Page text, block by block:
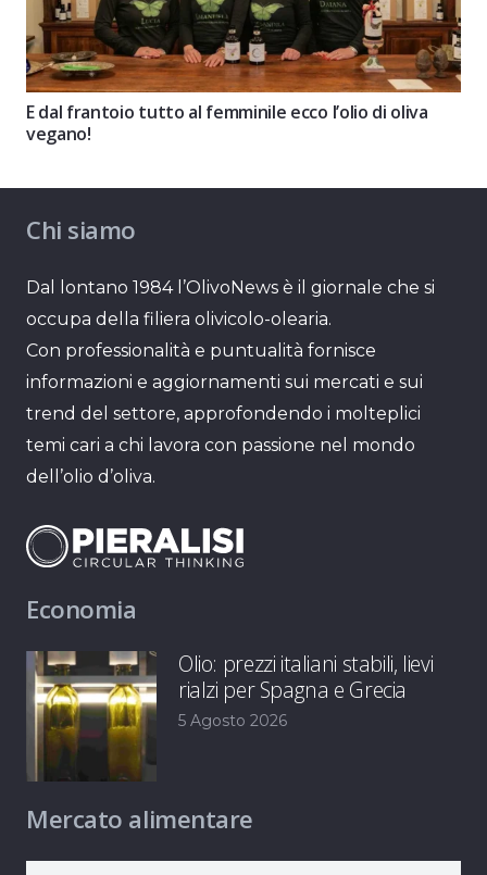
E dal frantoio tutto al femminile ecco l’olio di oliva
vegano!
Chi siamo
Dal lontano 1984 l’OlivoNews è il giornale che si
occupa della filiera olivicolo-olearia.
Con professionalità e puntualità fornisce
informazioni e aggiornamenti sui mercati e sui
trend del settore, approfondendo i molteplici
temi cari a chi lavora con passione nel mondo
dell’olio d’oliva.
Economia
Olio: prezzi italiani stabili, lievi
rialzi per Spagna e Grecia
5 Agosto 2026
Mercato alimentare